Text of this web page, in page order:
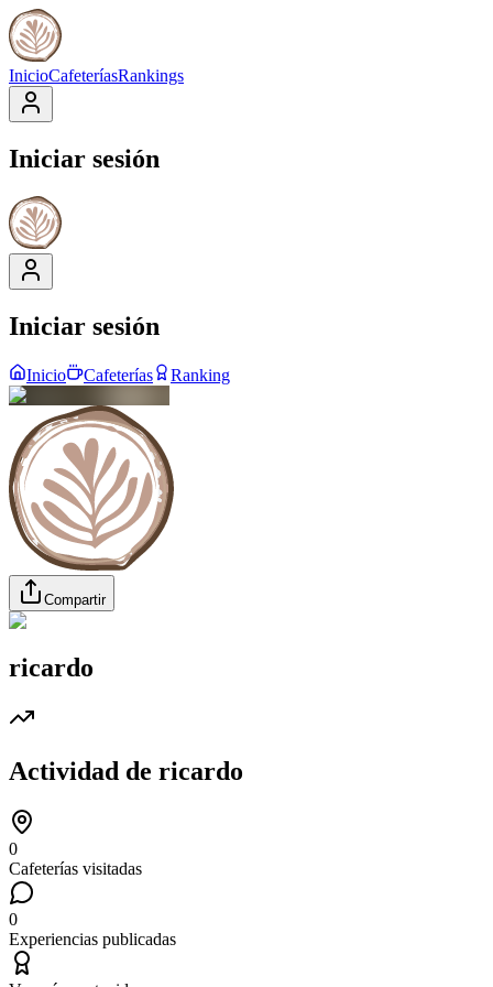
InicioCafeteríasRankings
Iniciar sesión
Iniciar sesión
Inicio Cafeterías Ranking
Compartir
ricardo
Actividad de ricardo
0
Cafeterías visitadas
0
Experiencias publicadas